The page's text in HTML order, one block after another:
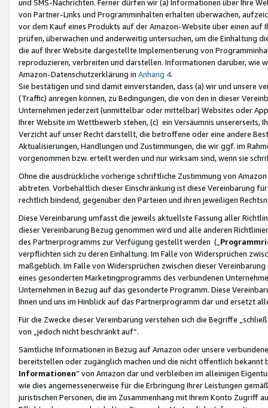
und SMS-Nachrichten. Ferner dürfen wir (a) Informationen über Ihre
von Partner-Links und Programminhalten erhalten überwachen,
vor dem Kauf eines Produkts auf der Amazon-Website über einen
prüfen, überwachen und anderweitig untersuchen, um die Einhaltung
die auf Ihrer Website dargestellte Implementierung von
reproduzieren, verbreiten und darstellen. Informationen darüber, wie
Amazon-Datenschutzerklärung in Anhang 4.
Sie bestätigen und sind damit einverstanden, dass (a) wir und
(Traffic) anregen können, zu Bedingungen, die von den in dieser
Unternehmen jederzeit (unmittelbar oder mittelbar) Websites oder
Ihrer Website im Wettbewerb stehen, (c) ein Versäumnis unsererseits,
Verzicht auf unser Recht darstellt, die betroffene oder eine andere
Aktualisierungen, Handlungen und Zustimmungen, die wir ggf. im
vorgenommen bzw. erteilt werden und nur wirksam sind, wenn sie
Ohne die ausdrückliche vorherige schriftliche Zustimmung von
abtreten. Vorbehaltlich dieser Einschränkung ist diese Vereinbarung
rechtlich bindend, gegenüber den Parteien und ihren jeweiligen
Diese Vereinbarung umfasst die jeweils aktuellste Fassung aller
dieser Vereinbarung Bezug genommen wird und alle anderen
des Partnerprogramms zur Verfügung gestellt werden („
verpflichten sich zu deren Einhaltung. Im Falle von Widersprüchen
maßgeblich. Im Falle von Widersprüchen zwischen dieser
eines gesonderten Marketingprogramms des verbundenen
Unternehmen in Bezug auf das gesonderte Programm. Diese
Ihnen und uns im Hinblick auf das Partnerprogramm dar und ersetzt
Für die Zwecke dieser Vereinbarung verstehen sich die Begriffe
von „jedoch nicht beschränkt auf“.
Sämtliche Informationen in Bezug auf Amazon oder unsere
bereitstellen oder zugänglich machen und die nicht öffentlich
Informationen“ von Amazon dar und verbleiben im alleinigen
wie dies angemessenerweise für die Erbringung Ihrer Leistungen
juristischen Personen, die im Zusammenhang mit Ihrem Konto